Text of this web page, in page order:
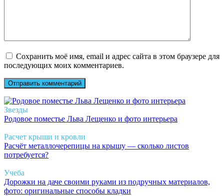
Сохранить моё имя, email и адрес сайта в этом браузере для
последующих моих комментариев.
Звезды
Родовое поместье Льва Лещенко и фото интерьера
Расчет крыши и кровли
Расчёт металлочерепицы на крышу — сколько листов
потребуется?
Учеба
Дорожки на даче своими руками из подручных материалов,
фото: оригинальные способы кладки